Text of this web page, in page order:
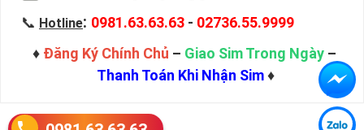
📞 Hotline: 0981.63.63.63 - 02736.55.9999
♦ Đăng Ký Chính Chủ – Giao Sim Trong Ngày –
Thanh Toán Khi Nhận Sim♦